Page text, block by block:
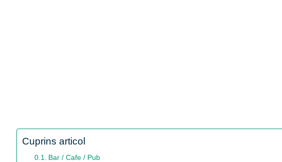
Cuprins articol
Bar / Cafe / Pub